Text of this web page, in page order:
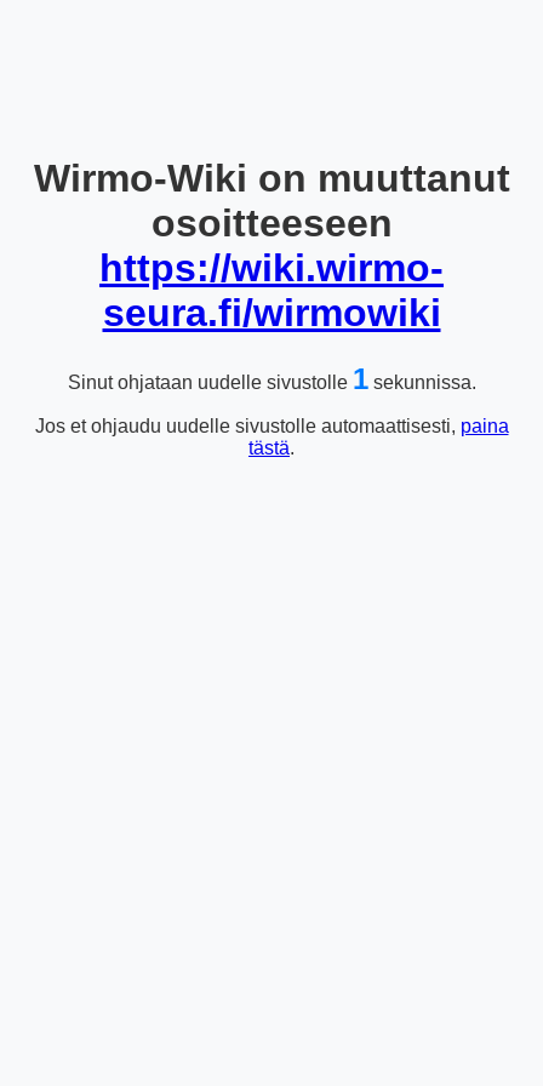
Wirmo-Wiki on muuttanut
osoitteeseen
https://wiki.wirmo-
seura.fi/wirmowiki
Sinut ohjataan uudelle sivustolle 1sekunnissa.
Jos et ohjaudu uudelle sivustolle automaattisesti, paina
tästä.